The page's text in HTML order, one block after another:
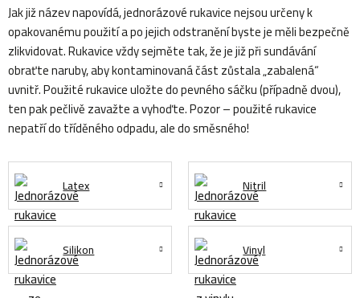
Jak již název napovídá, jednorázové rukavice nejsou určeny k
opakovanému použití a po jejich odstranění byste je měli bezpečně
zlikvidovat. Rukavice vždy sejměte tak, že je již při sundávání
obraťte naruby, aby kontaminovaná část zůstala „zabalená“
uvnitř. Použité rukavice uložte do pevného sáčku (případně dvou),
ten pak pečlivě zavažte a vyhoďte. Pozor – použité rukavice
nepatří do tříděného odpadu, ale do směsného!
Latex Nitril
Silikon Vinyl